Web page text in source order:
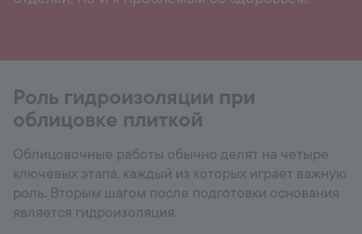
Роль гидроизоляции при
облицовке плиткой
Облицовочные работы обычно делят на четыре
ключевых этапа, каждый из которых играет важную
роль. Вторым шагом после подготовки основания
является гидроизоляция.